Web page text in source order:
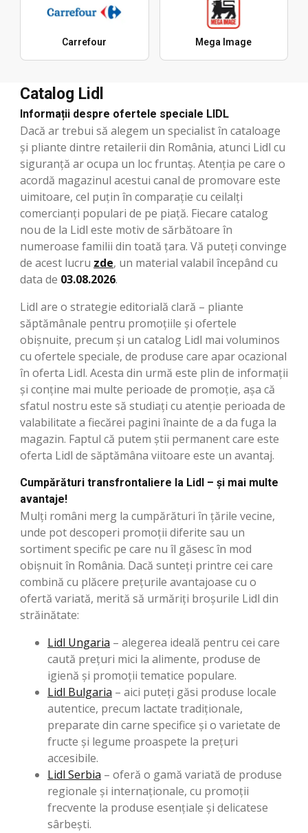
Carrefour Mega Image
Catalog Lidl
Informații despre ofertele speciale LIDL
Dacă ar trebui să alegem un specialist în cataloage
și pliante dintre retailerii din România, atunci Lidl cu
siguranță ar ocupa un loc fruntaș. Atenția pe care o
acordă magazinul acestui canal de promovare este
uimitoare, cel puțin în comparație cu ceilalți
comercianți populari de pe piață. Fiecare catalog
nou de la Lidl este motiv de sărbătoare în
numeroase familii din toată țara. Vă puteți convinge
de acest lucru zde, un material valabil începând cu
data de 03.08.2026.
Lidl are o strategie editorială clară – pliante
săptămânale pentru promoțiile și ofertele
obișnuite, precum și un catalog Lidl mai voluminos
cu ofertele speciale, de produse care apar ocazional
în oferta Lidl. Acesta din urmă este plin de informații
și conține mai multe perioade de promoție, așa că
sfatul nostru este să studiați cu atenție perioada de
valabilitate a fiecărei pagini înainte de a da fuga la
magazin. Faptul că putem știi permanent care este
oferta Lidl de săptămâna viitoare este un avantaj.
Cumpărături transfrontaliere la Lidl – și mai multe
avantaje!
Mulți români merg la cumpărături în țările vecine,
unde pot descoperi promoții diferite sau un
sortiment specific pe care nu îl găsesc în mod
obișnuit în România. Dacă sunteți printre cei care
combină cu plăcere prețurile avantajoase cu o
ofertă variată, merită să urmăriți broșurile Lidl din
străinătate:
Lidl Ungaria – alegerea ideală pentru cei care
caută prețuri mici la alimente, produse de
igienă și promoții tematice populare.
Lidl Bulgaria – aici puteți găsi produse locale
autentice, precum lactate tradiționale,
preparate din carne specifice și o varietate de
fructe și legume proaspete la prețuri
accesibile.
Lidl Serbia – oferă o gamă variată de produse
regionale și internaționale, cu promoții
frecvente la produse esențiale și delicatese
sârbești.